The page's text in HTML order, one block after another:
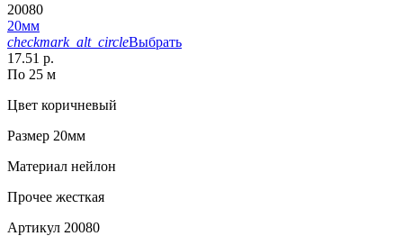
20080
20мм
checkmark_alt_circleВыбрать
17.51 р.
По 25 м
Цвет коричневый
Размер 20мм
Материал нейлон
Прочее жесткая
Артикул 20080